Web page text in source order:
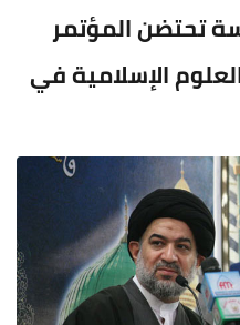
تحتضن المؤتمر
الإسلامية في